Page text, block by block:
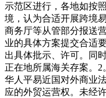
示范区进行，各地如按
境，认为合适开展跨境
商务厅等从管部分报送
业的具体方案提交合适
出具体批示、许可。同
正在地所属海关存案。
华人平易近国对外商业
应的外贸运营权。未经